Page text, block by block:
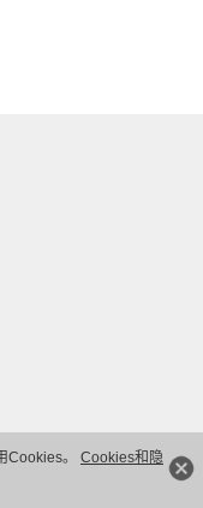
Cookies。 Cookies和隐